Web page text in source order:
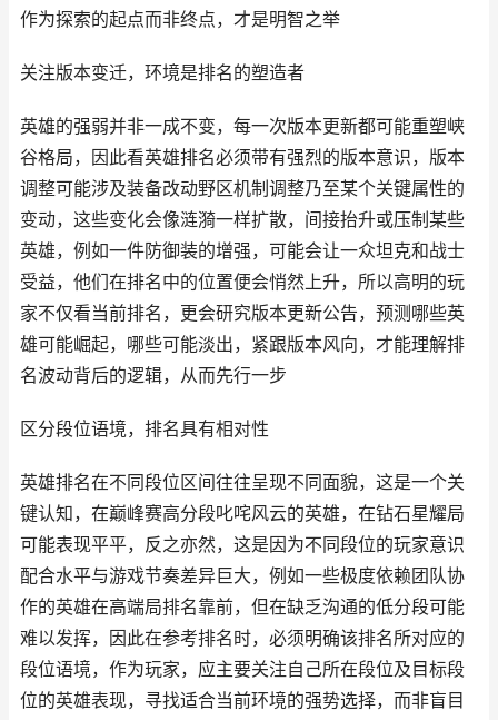
作为探索的起点而非终点，才是明智之举
关注版本变迁，环境是排名的塑造者
英雄的强弱并非一成不变，每一次版本更新都可能重塑峡
谷格局，因此看英雄排名必须带有强烈的版本意识，版本
调整可能涉及装备改动野区机制调整乃至某个关键属性的
变动，这些变化会像涟漪一样扩散，间接抬升或压制某些
英雄，例如一件防御装的增强，可能会让一众坦克和战士
受益，他们在排名中的位置便会悄然上升，所以高明的玩
家不仅看当前排名，更会研究版本更新公告，预测哪些英
雄可能崛起，哪些可能淡出，紧跟版本风向，才能理解排
名波动背后的逻辑，从而先行一步
区分段位语境，排名具有相对性
英雄排名在不同段位区间往往呈现不同面貌，这是一个关
键认知，在巅峰赛高分段叱咤风云的英雄，在钻石星耀局
可能表现平平，反之亦然，这是因为不同段位的玩家意识
配合水平与游戏节奏差异巨大，例如一些极度依赖团队协
作的英雄在高端局排名靠前，但在缺乏沟通的低分段可能
难以发挥，因此在参考排名时，必须明确该排名所对应的
段位语境，作为玩家，应主要关注自己所在段位及目标段
位的英雄表现，寻找适合当前环境的强势选择，而非盲目